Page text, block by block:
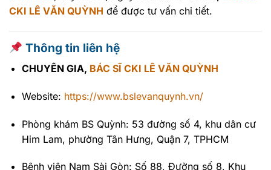
CKI LÊ VĂN QUỲNH để được tư vấn chi tiết.
Thông tin liên hệ
CHUYÊN GIA, BÁC SĨ CKI LÊ VĂN QUỲNH
Website: https://www.bslevanquynh.vn/
Phòng khám BS Quỳnh: 53 đường số 4, khu dân cư
Him Lam, phường Tân Hưng, Quận 7, TPHCM
Bệnh viện Nam Sài Gòn: Số 88, Đường số 8, Khu